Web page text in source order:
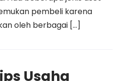
pembeli karena
oleh berbagai […]
Usaha